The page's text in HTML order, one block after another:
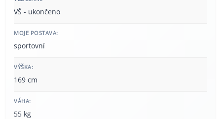
VŠ - ukončeno
MOJE POSTAVA:
sportovní
VÝŠKA:
169 cm
VÁHA:
55 kg